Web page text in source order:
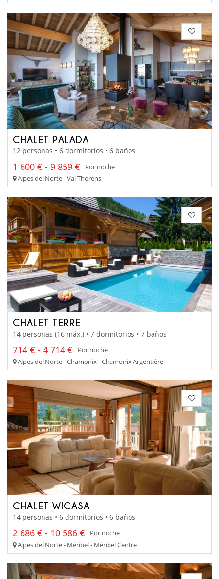
CHALET PALADA
12 personas • 6 dormitorios • 6 baños
1 600 € - 9 859 €
Por noche
Alpes del Norte - Val Thorens
CHALET TERRE
14 personas (16 máx.) • 7 dormitorios • 7 baños
714 € - 4 714 €
Por noche
Alpes del Norte - Chamonix - Chamonix Argentière
CHALET WICASA
14 personas • 6 dormitorios • 6 baños
2 686 € - 10 586 €
Por noche
Alpes del Norte - Méribel - Méribel Centre